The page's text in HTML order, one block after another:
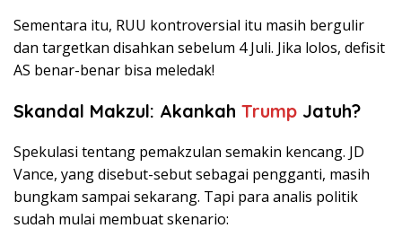
Sementara itu, RUU kontroversial itu masih bergulir
dan targetkan disahkan sebelum 4 Juli. Jika lolos, defisit
AS benar-benar bisa meledak!
Skandal Makzul: Akankah Trump Jatuh?
Spekulasi tentang pemakzulan semakin kencang. JD
Vance, yang disebut-sebut sebagai pengganti, masih
bungkam sampai sekarang. Tapi para analis politik
sudah mulai membuat skenario: